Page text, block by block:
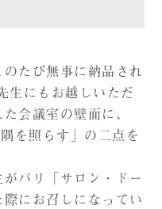
たび無事に納品され
生にもお越しいただ
会議室の壁面に、
を照らす」の二点を
パリ「サロン・ドー
にお召しになってい